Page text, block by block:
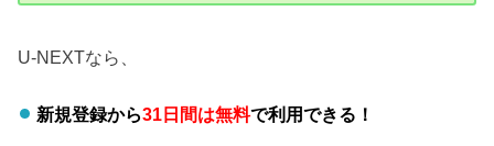
U-NEXTなら、
新規登録から31日間は無料で利用できる！